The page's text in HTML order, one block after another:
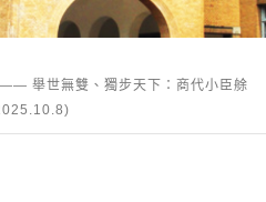
—— 舉世無雙、獨步天下：商代小臣艅